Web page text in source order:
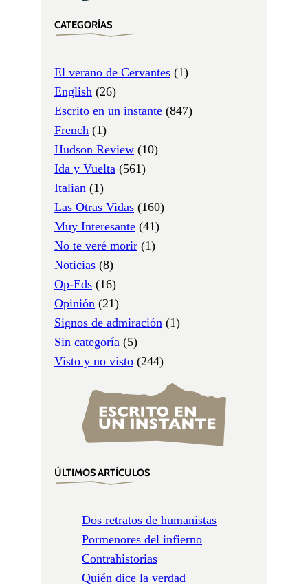
CATEGORÍAS
El verano de Cervantes (1)
English (26)
Escrito en un instante (847)
French (1)
Hudson Review (10)
Ida y Vuelta (561)
Italian (1)
Las Otras Vidas (160)
Muy Interesante (41)
No te veré morir (1)
Noticias (8)
Op-Eds (16)
Opinión (21)
Signos de admiración (1)
Sin categoría (5)
Visto y no visto (244)
ÚLTIMOS ARTÍCULOS
Dos retratos de humanistas
Pormenores del infierno
Contrahistorias
Quién dice la verdad